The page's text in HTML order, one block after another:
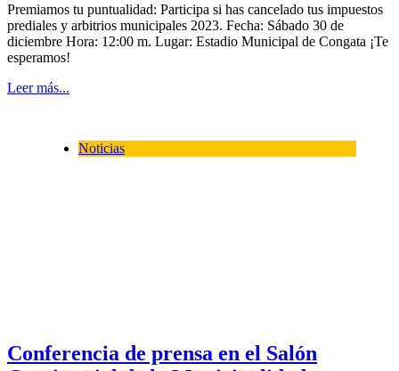
Premiamos tu puntualidad: Participa si has cancelado tus impuestos
prediales y arbitrios municipales 2023. Fecha: Sábado 30 de
diciembre Hora: 12:00 m. Lugar: Estadio Municipal de Congata ¡Te
esperamos!
Leer más...
Noticias
Conferencia de prensa en el Salón